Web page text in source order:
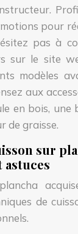
pour
pas à
sur le site
modèles
aux
en bois, une
de graisse.
sur
astuces
de